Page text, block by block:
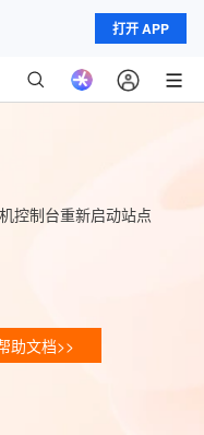
打开 APP
控制台重新启动站点
助文档>>